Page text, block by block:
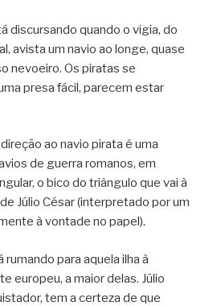
discursando quando o vigia, do
avista um navio ao longe, quase
nevoeiro. Os piratas se
presa fácil, parecem estar
ao navio pirata é uma
de guerra romanos, em
o bico do triângulo que vai à
Júlio César (interpretado por um
à vontade no papel).
para aquela ilha à
europeu, a maior delas. Júlio
tem a certeza de que